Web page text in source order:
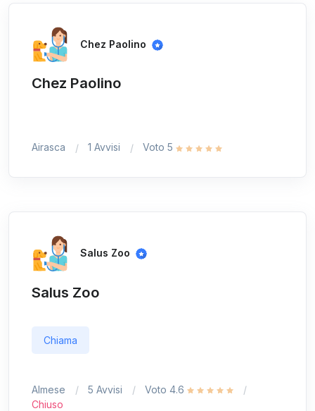
Chez Paolino
Chez Paolino
Airasca 1 Avvisi Voto 5
Salus Zoo
Salus Zoo
Chiama
Almese 5 Avvisi
Voto 4.6
Chiuso